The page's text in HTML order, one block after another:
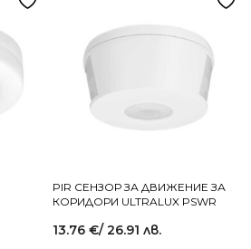
PIR СЕНЗОР ЗА ДВИЖЕНИЕ ЗА
КОРИДОРИ ULTRALUX PSWR
13.76 €/ 26.91 лв.